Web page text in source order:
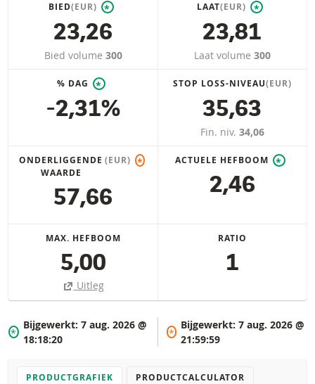
BIED(EUR) *
23,26
Bied volume 300
LAAT(EUR) *
23,81
Laat volume 300
% DAG *
-2,31%
STOP LOSS-NIVEAU(EUR)
35,63
Fin. niv. 34,06
ONDERLIGGENDE
WAARDE
(EUR) *
57,66
ACTUELE HEFBOOM *
2,46
MAX. HEFBOOM
5,00
Uitleg
RATIO
1
*
Bijgewerkt: 7 aug. 2026 @
18:18:20
*
Bijgewerkt:7 aug. 2026 @
21:59:59
PRODUCTGRAFIEK
PRODUCTCALCULATOR